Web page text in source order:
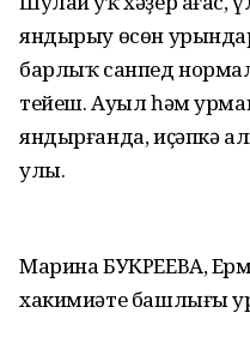
яндырыу өсөн
барлыҡ санпед
тейеш. Ауыл һәм
яндырғанда, иҫәпкә
улы.
Марина БУКРЕЕВА,
хакимиәте башлығы